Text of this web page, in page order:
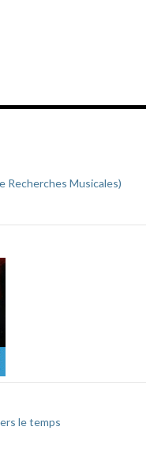
Recherches Musicales)
le temps